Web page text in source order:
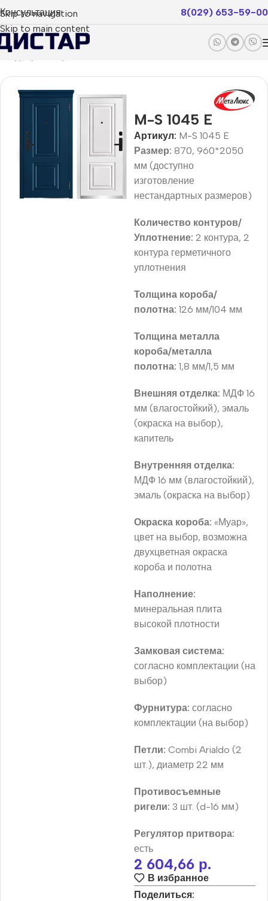
Skip to navigation
Skip to main content
Консультация 8(029) 653-59-00
двери
M-S 1045 E
Артикул: M-S 1045 E
Размер: 870, 960*2050
мм (доступно
изготовление
нестандартных размеров)
Количество контуров/
Уплотнение: 2 контура, 2
контура герметичного
уплотнения
Толщина короба/
полотна: 126 мм/104 мм
Толщина металла
короба/металла
полотна: 1,8 мм/1,5 мм
Внешняя отделка: МДФ 16
мм (влагостойкий), эмаль
(окраска на выбор),
капитель
Внутренняя отделка:
МДФ 16 мм (влагостойкий),
эмаль (окраска на выбор)
Окраска короба: «Муар»,
цвет на выбор, возможна
двухцветная окраска
короба и полотна
Наполнение:
минеральная плита
высокой плотности
Замковая система:
согласно комплектации (на
выбор)
Фурнитура: согласно
комплектации (на выбор)
Петли: Combi Arialdo (2
шт.), диаметр 22 мм
Противосъемные
ригели: 3 шт. (d-16 мм)
Регулятор притвора:
есть
2 604,66 р.
В избранное
Поделиться: